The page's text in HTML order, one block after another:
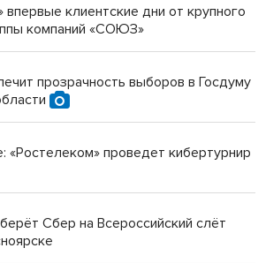
с женой вошли в топ-16
клиентские дни от крупного
компаний «СОЮЗ»
прозрачность выборов в Госдуму
«Ростелеком» проведет кибертурнир
Сбер на Всероссийский слёт